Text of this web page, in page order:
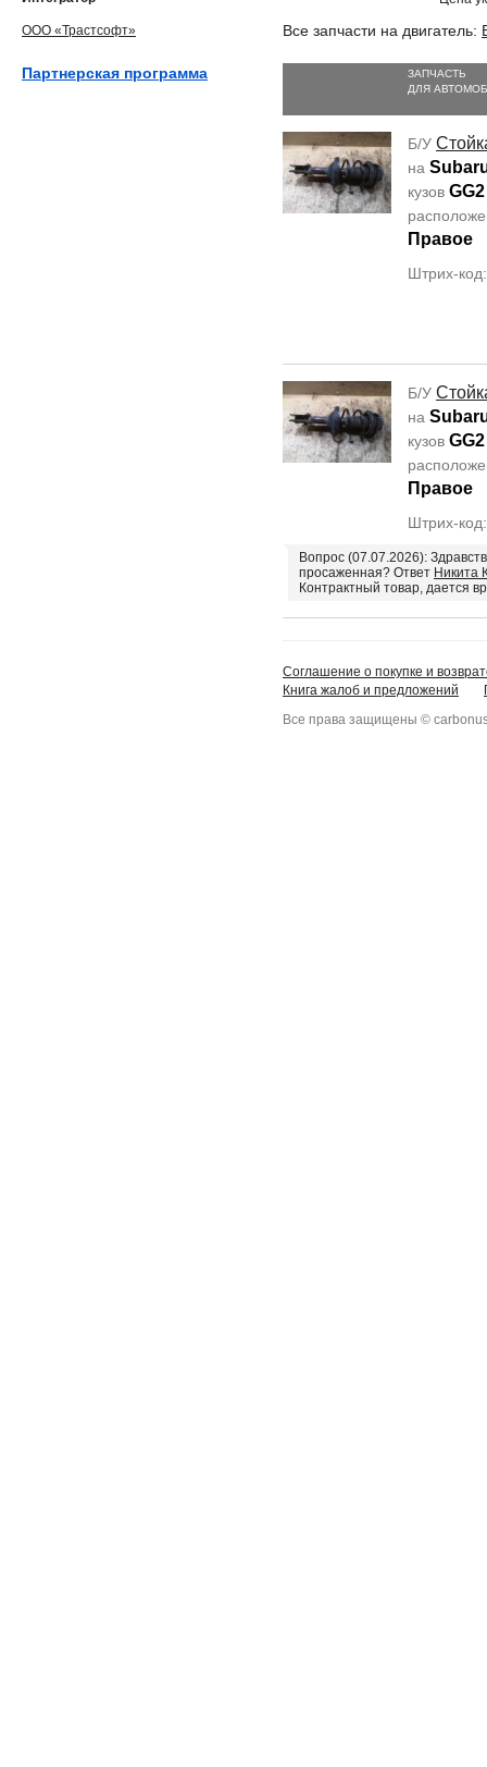
Все запчасти на двигатель:
ЗАПЧАСТЬ
ДЛЯ
Б/У
на
кузов GG2
Правое
Штрих-
Б/У
на
кузов GG2
Правое
Штрих-
Вопрос (07.07.2026):
просаженная? Ответ Никита
Контрактный товар, дается
ООО «Трастсофт»
Партнерская программа
Соглашение о покупке и
Книга жалоб и предложений
Все права защищены ©